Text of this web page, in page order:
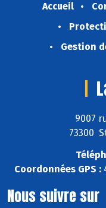
Accueil
Gestion
9007
73300
Coordonnées GPS :
Nous suivre sur